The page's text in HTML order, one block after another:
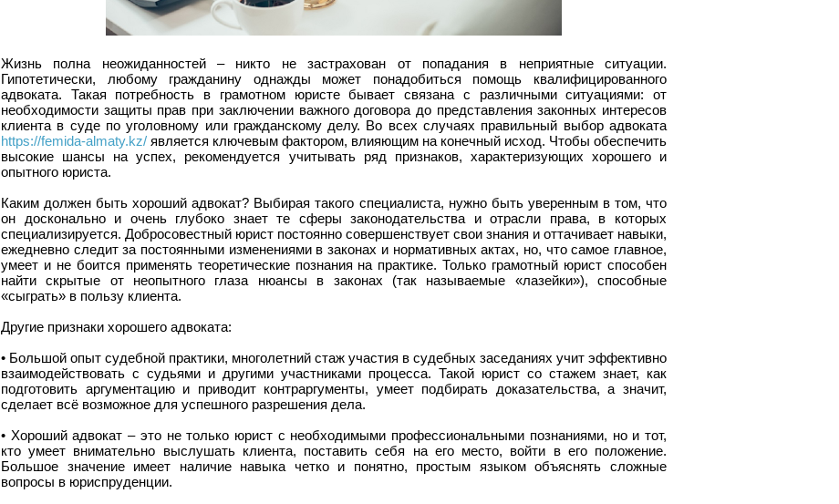
Жизнь полна неожиданностей – никто не застрахован от попадания в неприятные ситуации.
Гипотетически, любому гражданину однажды может понадобиться помощь квалифицированного
адвоката. Такая потребность в грамотном юристе бывает связана с различными ситуациями: от
необходимости защиты прав при заключении важного договора до представления законных интересов
клиента в суде по уголовному или гражданскому делу. Во всех случаях правильный выбор адвоката
https://femida-almaty.kz/ является ключевым фактором, влияющим на конечный исход. Чтобы обеспечить
высокие шансы на успех, рекомендуется учитывать ряд признаков, характеризующих хорошего и
опытного юриста.
Каким должен быть хороший адвокат? Выбирая такого специалиста, нужно быть уверенным в том, что
он досконально и очень глубоко знает те сферы законодательства и отрасли права, в которых
специализируется. Добросовестный юрист постоянно совершенствует свои знания и оттачивает навыки,
ежедневно следит за постоянными изменениями в законах и нормативных актах, но, что самое главное,
умеет и не боится применять теоретические познания на практике. Только грамотный юрист способен
найти скрытые от неопытного глаза нюансы в законах (так называемые «лазейки»), способные
«сыграть» в пользу клиента.
Другие признаки хорошего адвоката:
• Большой опыт судебной практики, многолетний стаж участия в судебных заседаниях учит эффективно
взаимодействовать с судьями и другими участниками процесса. Такой юрист со стажем знает, как
подготовить аргументацию и приводит контраргументы, умеет подбирать доказательства, а значит,
сделает всё возможное для успешного разрешения дела.
• Хороший адвокат – это не только юрист с необходимыми профессиональными познаниями, но и тот,
кто умеет внимательно выслушать клиента, поставить себя на его место, войти в его положение.
Большое значение имеет наличие навыка четко и понятно, простым языком объяснять сложные
вопросы в юриспруденции.